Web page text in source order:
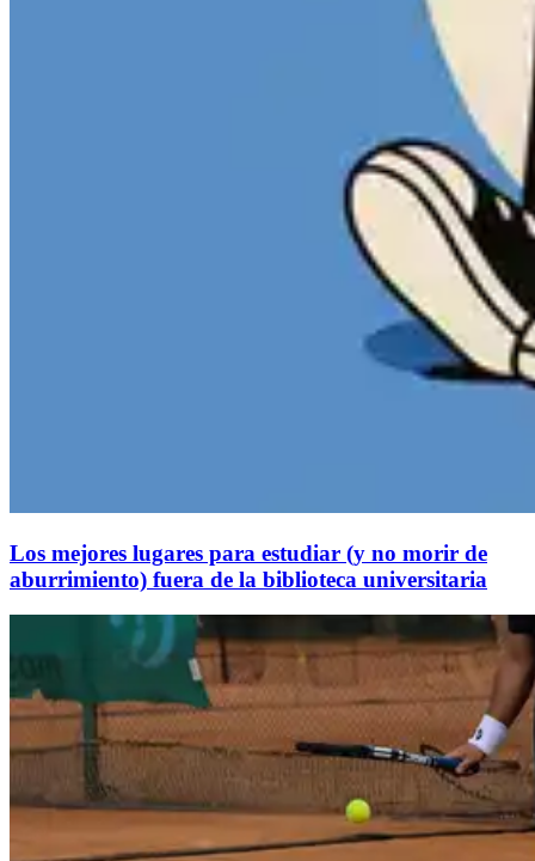
Los mejores lugares para estudiar (y no morir de
aburrimiento) fuera de la biblioteca universitaria